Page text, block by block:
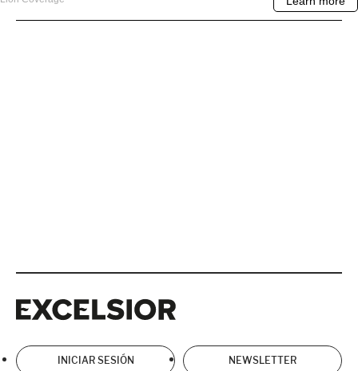
INICIAR SESIÓN NEWSLETTER